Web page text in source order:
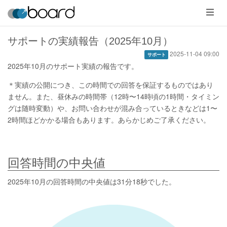
メ
ニ
ュ
ー
サポートの実績報告（2025年10月）
サポート 2025-11-04 09:00
2025年10月のサポート実績の報告です。
＊実績の公開につき、この時間での回答を保証するものではあり
ません。また、昼休みの時間帯（12時〜14時頃の1時間・タイミン
グは随時変動）や、お問い合わせが混み合っているときなどは1〜
2時間ほどかかる場合もあります。あらかじめご了承ください。
回答時間の中央値
2025年10月の回答時間の中央値は31分18秒でした。